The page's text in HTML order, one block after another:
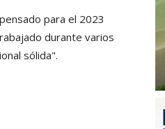
para el 2023
durante varios
sólida".